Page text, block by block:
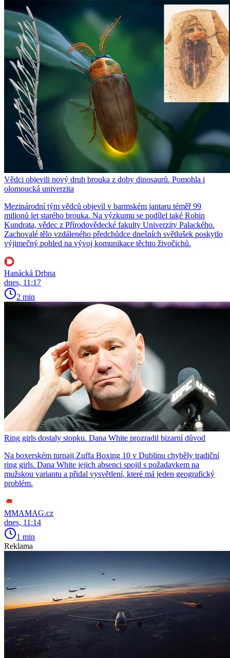
Vědci objevili nový druh brouka z doby dinosaurů. Pomohla i
olomoucká univerzita
Mezinárodní tým vědců objevil v barmském jantaru téměř 99
milionů let starého brouka. Na výzkumu se podílel také Robin
Kundrata, vědec z Přírodovědecké fakulty Univerzity Palackého.
Zachovalé tělo vzdáleného předchůdce dnešních světlušek poskytlo
výjimečný pohled na vývoj komunikace těchto živočichů.
Hanácká Drbna
dnes, 11:17
2 min
Ring girls dostaly stopku. Dana White prozradil bizarní důvod
Na boxerském turnaji Zuffa Boxing 10 v Dublinu chyběly tradiční
ring girls. Dana White jejich absenci spojil s požadavkem na
mužskou variantu a přidal vysvětlení, které má jeden geografický
problém.
MMAMAG.cz
dnes, 11:14
1 min
Reklama